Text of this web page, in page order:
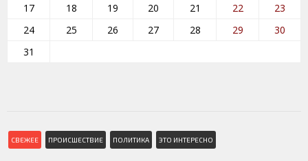
17
18 19 20 21 22
23
24
25 26 27 28 29
30
31
СВЕЖЕЕ ПРОИСШЕСТВИЕ ПОЛИТИКА ЭТО ИНТЕРЕСНО